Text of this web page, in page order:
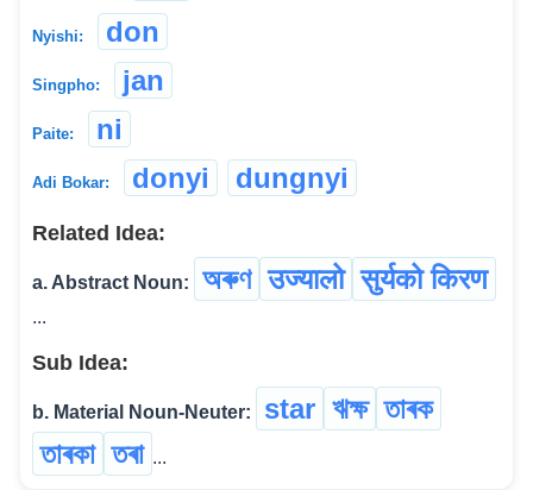
Nyishi: don
Singpho: jan
Paite: ni
Adi Bokar: donyi dungnyi
Related Idea:
a. Abstract Noun: অৰুণ उज्यालो सुर्यको किरण
...
Sub Idea:
b. Material Noun-Neuter: star ঋক্ষ তাৰক
তাৰকা তৰা ...